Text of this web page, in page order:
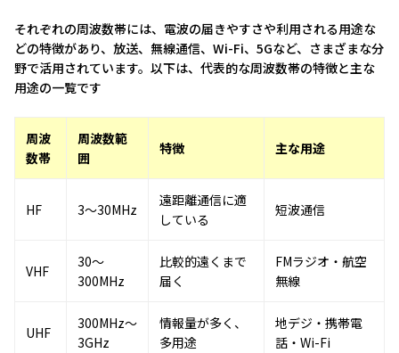
それぞれの周波数帯には、電波の届きやすさや利用される用途な
どの特徴があり、放送、無線通信、Wi-Fi、5Gなど、さまざまな分
野で活用されています。以下は、代表的な周波数帯の特徴と主な
用途の一覧です
周波
数帯
周波数範
囲
特徴 主な用途
HF 3～30MHz
遠距離通信に適
している
短波通信
VHF
30～
300MHz
比較的遠くまで
届く
FMラジオ・航空
無線
UHF
300MHz～
3GHz
情報量が多く、
多用途
地デジ・携帯電
話・Wi-Fi